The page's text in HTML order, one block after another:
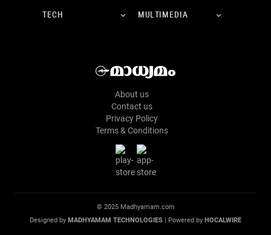
TECH MULTIMEDIA
About us
Contact us
Privacy Policy
Terms & Conditions
© 2025 Madhyamam.com
Designed by MADHYAMAM TECHNOLOGIES | Powered by HOCALWIRE